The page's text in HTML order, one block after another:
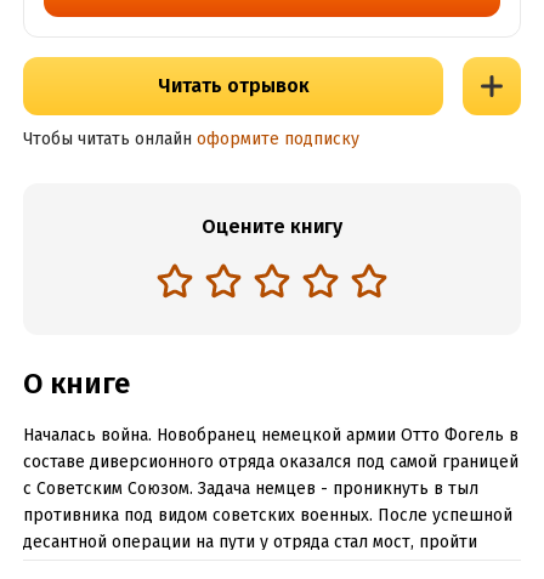
Читать отрывок
Чтобы читать онлайн оформите подписку
Оцените книгу
О книге
Началась война. Новобранец немецкой армии Отто Фогель в
составе диверсионного отряда оказался под самой границей
с Советским Союзом. Задача немцев - проникнуть в тыл
противника под видом советских военных. После успешной
десантной операции на пути у отряда стал мост, пройти